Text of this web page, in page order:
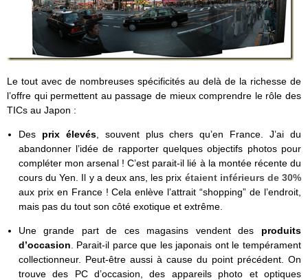
Le tout avec de nombreuses spécificités au delà de la richesse de
l’offre qui permettent au passage de mieux comprendre le rôle des
TICs au Japon :
Des prix élevés, souvent plus chers qu’en France. J’ai du
abandonner l’idée de rapporter quelques objectifs photos pour
compléter mon arsenal ! C’est parait-il lié à la montée récente du
cours du Yen. Il y a deux ans, les prix étaient inférieurs de 30%
aux prix en France ! Cela enlève l’attrait “shopping” de l’endroit,
mais pas du tout son côté exotique et extrême.
Une grande part de ces magasins vendent des produits
d’occasion . Parait-il parce que les japonais ont le tempérament
collectionneur. Peut-être aussi à cause du point précédent. On
trouve des PC d’occasion, des appareils photo et optiques